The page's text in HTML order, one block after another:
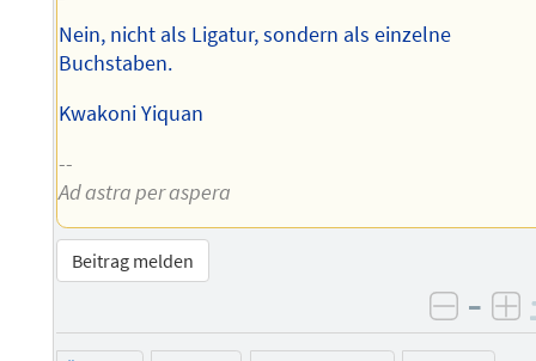
Nein, nicht als Ligatur, sondern als einzelne
Buchstaben.
Kwakoni Yiquan
--
Ad astra per aspera
Beitrag melden
–